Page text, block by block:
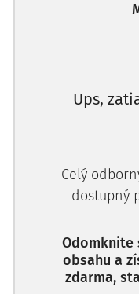
Ups,
Celý
dostupný
Odomknite
obsahu a
zdarma,